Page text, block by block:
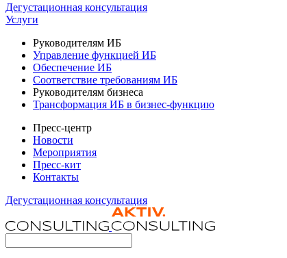
Дегустационная консультация
Услуги
Руководителям ИБ
Управление функцией ИБ
Обеспечение ИБ
Соответствие требованиям ИБ
Руководителям бизнеса
Трансформация ИБ в бизнес-функцию
Пресс-центр
Новости
Мероприятия
Пресс-кит
Контакты
Дегустационная консультация